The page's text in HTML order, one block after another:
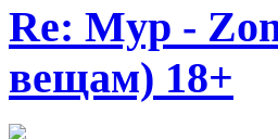
Re: Myp -
вещам) 18+